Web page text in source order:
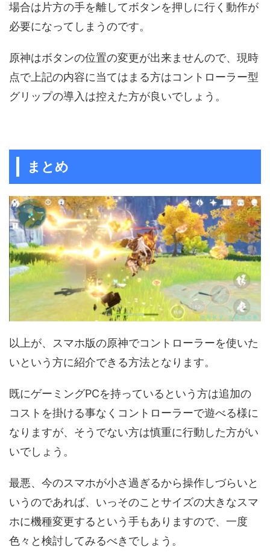
場合は片方の手を離してボタンを押しに行く動作が
必要になってしまうのです。
原神はボタンの位置の変更が出来ませんので、現時
点で上記の内容に当てはまる方はコントローラー型
グリップの導入は控えた方が良いでしょう。
まとめ
以上が、スマホ版の原神でコントローラーを使いた
いという方に紹介できる方法となります。
既にゲーミングPCを持っているという方は追加の
コストを掛ける事なくコントローラーで遊べる様に
なりますが、そうでない方は慎重に行動した方がい
いでしょう。
最悪、今のスマホが小さ過ぎるから操作しづらいと
いうのであれば、いっそのことサイズの大きなスマ
ホに機種変更するという手もありますので、一度
色々と検討してみるべきでしょう。